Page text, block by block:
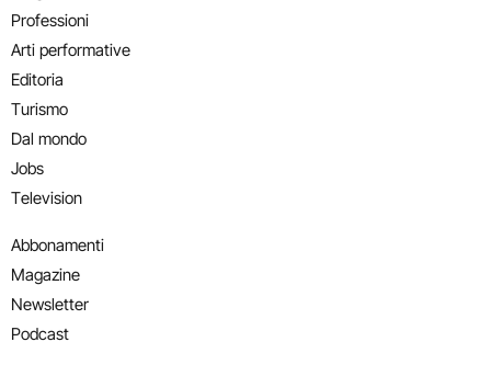
Professioni
Arti performative
Editoria
Turismo
Dal mondo
Jobs
Television
Abbonamenti
Magazine
Newsletter
Podcast